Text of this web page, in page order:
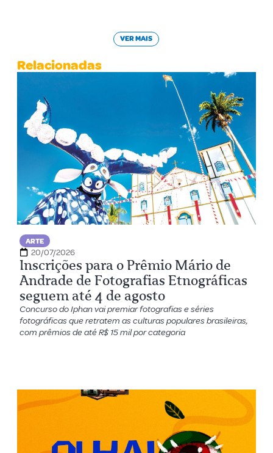
VER MAIS
Relacionadas
ARTE
20/07/2026
Inscrições para o Prêmio Mário de
Andrade de Fotografias Etnográficas
seguem até 4 de agosto
Concurso do Iphan vai premiar fotografias e séries
fotográficas que retratem as culturas populares brasileiras,
com prêmios de até R$ 15 mil por categoria